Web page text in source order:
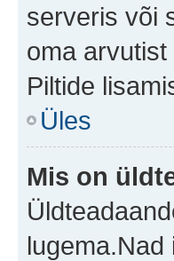
serveris või
oma
Piltide
Üles
Mis on